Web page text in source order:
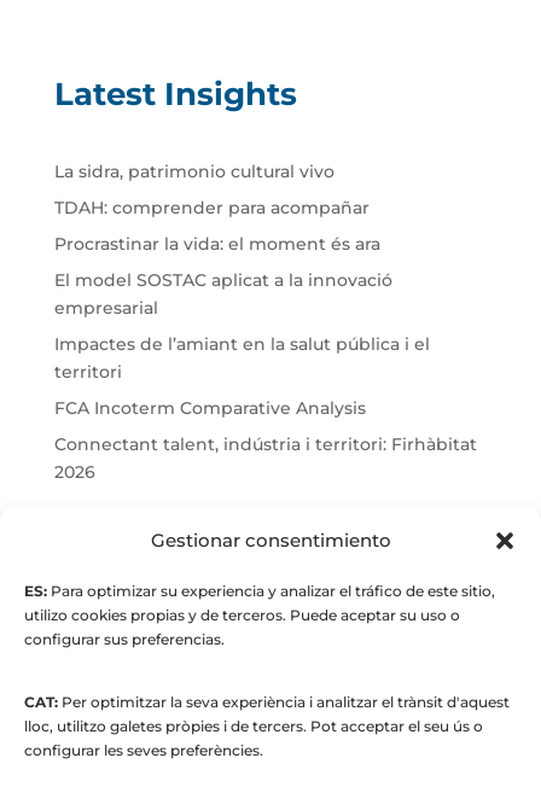
Gestionar consentimiento
ES: Para optimizar su experiencia y analizar el tráfico de este sitio,
utilizo cookies propias y de terceros. Puede aceptar su uso o
configurar sus preferencias.
CAT: Per optimitzar la seva experiència i analitzar el trànsit d'aquest
lloc, utilitzo galetes pròpies i de tercers. Pot acceptar el seu ús o
configurar les seves preferències.
Latest Insights
La sidra, patrimonio cultural vivo
TDAH: comprender para acompañar
Procrastinar la vida: el moment és ara
El model SOSTAC aplicat a la innovació
empresarial
Impactes de l’amiant en la salut pública i el
territori
FCA Incoterm Comparative Analysis
Connectant talent, indústria i territori: Firhàbitat
2026
© Maria Fernandez Alonso
Full index